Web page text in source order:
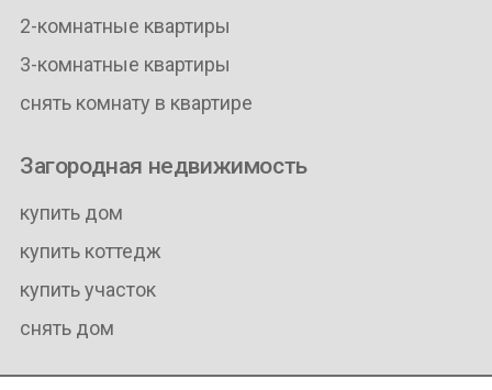
2-комнатные квартиры
3-комнатные квартиры
снять комнату в квартире
Загородная недвижимость
купить дом
купить коттедж
купить участок
снять дом